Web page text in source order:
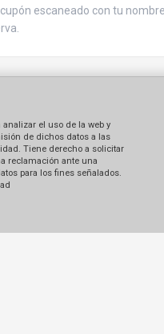
escaneado con tu
el uso de la web y
de dichos datos a las
Tiene derecho a solicitar
reclamación ante una
para los fines señalados.